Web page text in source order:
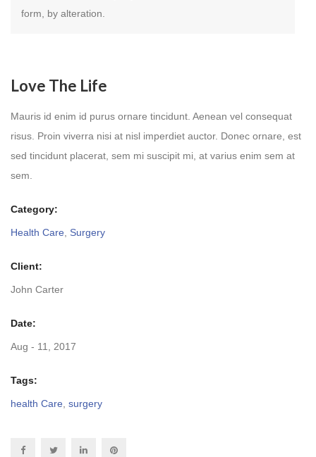
form, by alteration.
Love The Life
Mauris id enim id purus ornare tincidunt. Aenean vel consequat
risus. Proin viverra nisi at nisl imperdiet auctor. Donec ornare, est
sed tincidunt placerat, sem mi suscipit mi, at varius enim sem at
sem.
Category:
Health Care Surgery
Client:
John Carter
Date:
Aug - 11, 2017
Tags:
health Care surgery